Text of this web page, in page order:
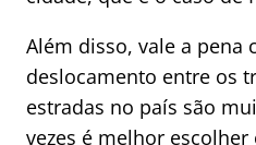
Além disso, vale a pena
deslocamento entre os
estradas no país são
vezes é melhor